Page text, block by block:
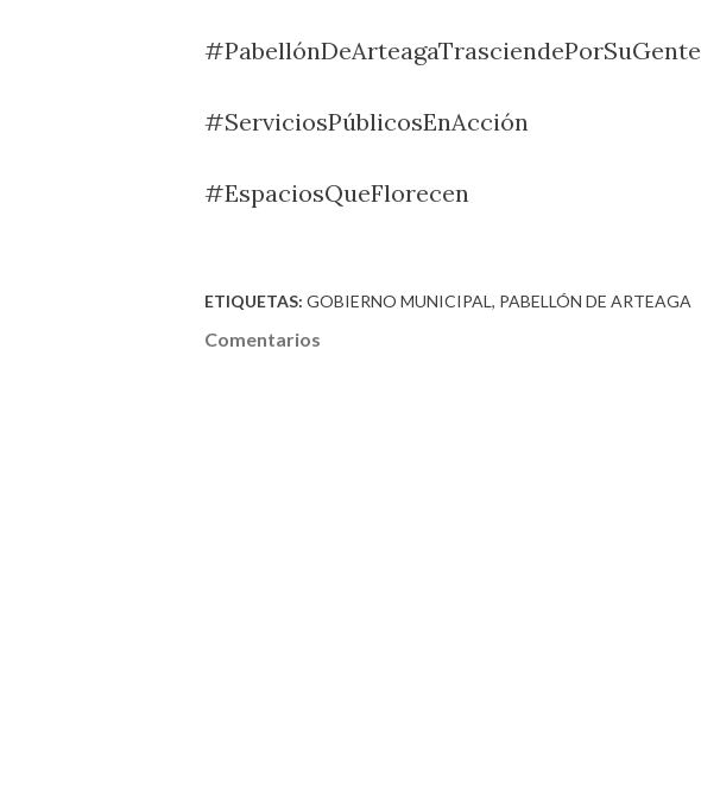
#PabellónDeArteagaTrasciendePorSuGente
#ServiciosPúblicosEnAcción
#EspaciosQueFlorecen
ETIQUETAS: GOBIERNO MUNICIPAL PABELLÓN DE ARTEAGA
Comentarios